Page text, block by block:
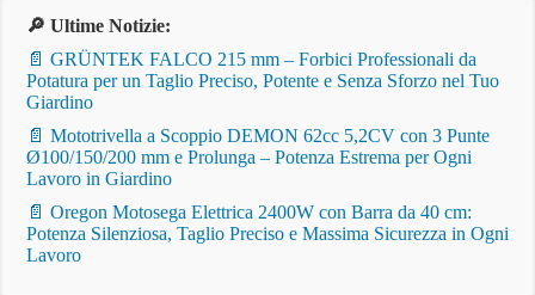
🔎 Ultime Notizie:
📄 GRÜNTEK FALCO 215 mm – Forbici Professionali da
Potatura per un Taglio Preciso, Potente e Senza Sforzo nel Tuo
Giardino
📄 Mototrivella a Scoppio DEMON 62cc 5,2CV con 3 Punte
Ø100/150/200 mm e Prolunga – Potenza Estrema per Ogni
Lavoro in Giardino
📄 Oregon Motosega Elettrica 2400W con Barra da 40 cm:
Potenza Silenziosa, Taglio Preciso e Massima Sicurezza in Ogni
Lavoro